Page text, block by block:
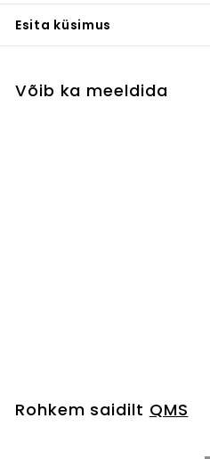
Esita küsimus
Võib ka meeldida
,
Rohkem saidilt QMS